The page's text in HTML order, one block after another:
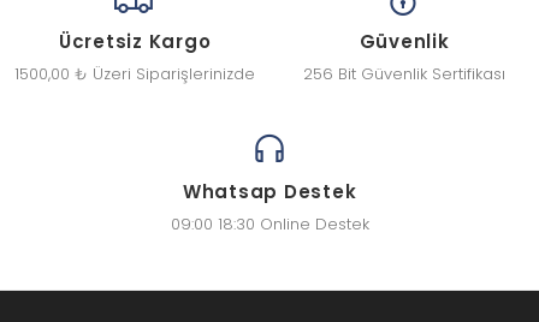
Ücretsiz Kargo
1500,00 ₺ Üzeri Siparişlerinizde
Güvenlik
256 Bit Güvenlik Sertifikası
Whatsap Destek
09:00 18:30 Online Destek